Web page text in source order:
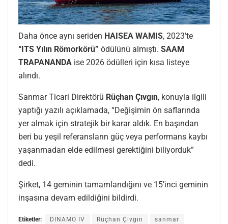
Daha önce aynı seriden HAISEA WAMIS, 2023’te
“ITS Yılın Römorkörü” ödülünü almıştı. SAAM
TRAPANANDA ise 2026 ödülleri için kısa listeye
alındı.
Sanmar Ticari Direktörü Rüçhan Çıvgın, konuyla ilgili
yaptığı yazılı açıklamada, “Değişimin ön saflarında
yer almak için stratejik bir karar aldık. En başından
beri bu yeşil referansların güç veya performans kaybı
yaşanmadan elde edilmesi gerektiğini biliyorduk”
dedi.
Şirket, 14 geminin tamamlandığını ve 15’inci geminin
inşasına devam edildiğini bildirdi.
Etiketler: DINAMO IV Rüçhan Çıvgın sanmar